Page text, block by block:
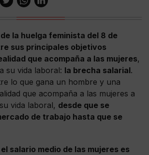
la huelga feminista del 8 de
sus principales objetivos
que acompaña a las mujeres,
su vida laboral: la brecha salarial.
lo que gana un hombre y una
que acompaña a las mujeres a
vida laboral, desde que se
de trabajo hasta que se
el salario medio de las mujeres es